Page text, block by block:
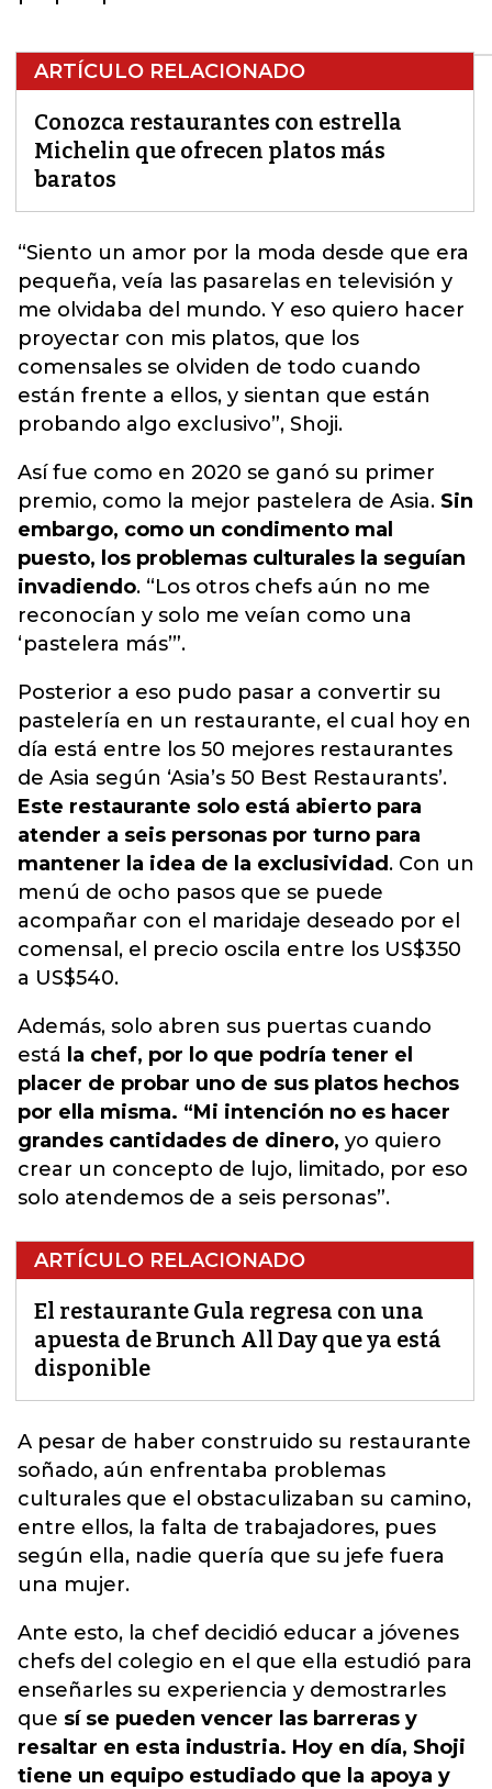
ARTÍCULO RELACIONADO
Conozca restaurantes con estrella
Michelin que ofrecen platos más
baratos
“Siento un amor por la moda desde que era
pequeña, veía las pasarelas en televisión y
me olvidaba del mundo. Y eso quiero hacer
proyectar con mis platos, que los
comensales se olviden de todo cuando
están frente a ellos, y sientan que están
probando algo exclusivo”, Shoji.
Así fue como en 2020 se ganó su primer
premio, como la mejor pastelera de Asia. Sin
embargo, como un condimento mal
puesto, los problemas culturales la seguían
invadiendo. “Los otros chefs aún no me
reconocían y solo me veían como una
‘pastelera más’”.
Posterior a eso pudo pasar a convertir su
pastelería en un restaurante, el cual hoy en
día está entre los 50 mejores restaurantes
de Asia según ‘Asia’s 50 Best Restaurants’.
Este restaurante solo está abierto para
atender a seis personas por turno para
mantener la idea de la exclusividad . Con un
menú de ocho pasos que se puede
acompañar con el maridaje deseado por el
comensal, el precio oscila entre los US$350
a US$540.
Además, solo abren sus puertas cuando
está la chef, por lo que podría tener el
placer de probar uno de sus platos hechos
por ella misma. “Mi intención no es hacer
grandes cantidades de dinero, yo quiero
crear un concepto de lujo, limitado, por eso
solo atendemos de a seis personas”.
ARTÍCULO RELACIONADO
El restaurante Gula regresa con una
apuesta de Brunch All Day que ya está
disponible
A pesar de haber construido su restaurante
soñado, aún enfrentaba problemas
culturales que el obstaculizaban su camino,
entre ellos, la falta de trabajadores, pues
según ella, nadie quería que su jefe fuera
una mujer.
Ante esto, la chef decidió educar a jóvenes
chefs del colegio en el que ella estudió para
enseñarles su experiencia y demostrarles
que sí se pueden vencer las barreras y
resaltar en esta industria. Hoy en día, Shoji
tiene un equipo estudiado que la apoya y